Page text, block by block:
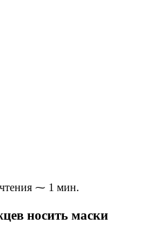
⁓ 1 мин.
носить маски